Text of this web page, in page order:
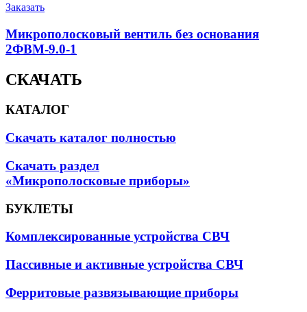
Заказать
Микрополосковый вентиль без основания
2ФВМ-9.0-1
СКАЧАТЬ
КАТАЛОГ
Скачать каталог полностью
Скачать раздел
«Микрополосковые приборы»
БУКЛЕТЫ
Комплексированные устройства СВЧ
Пассивные и активные устройства СВЧ
Ферритовые развязывающие приборы